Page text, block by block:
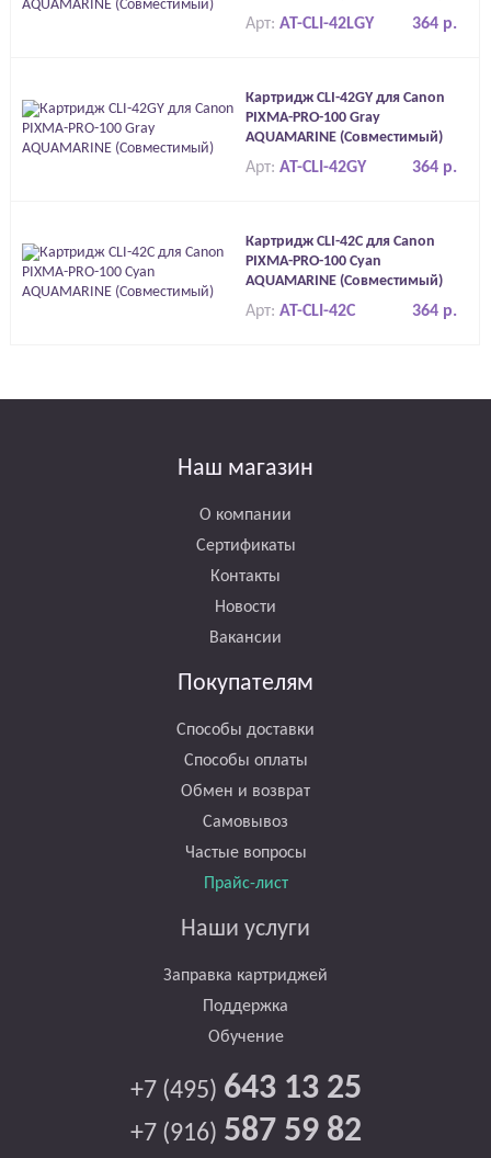
364 р.
Арт:AT-CLI-42LGY
Картридж CLI-42GY для Canon
PIXMA-PRO-100 Gray
AQUAMARINE (Совместимый)
364 р.
Арт:AT-CLI-42GY
Картридж CLI-42C для Canon
PIXMA-PRO-100 Cyan
AQUAMARINE (Совместимый)
364 р.
Арт:AT-CLI-42C
Наш магазин
О компании
Сертификаты
Контакты
Новости
Вакансии
Покупателям
Способы доставки
Способы оплаты
Обмен и возврат
Самовывоз
Частые вопросы
Прайс-лист
Наши услуги
Заправка картриджей
Поддержка
Обучение
+7 (495) 643 13 25
+7 (916) 587 59 82